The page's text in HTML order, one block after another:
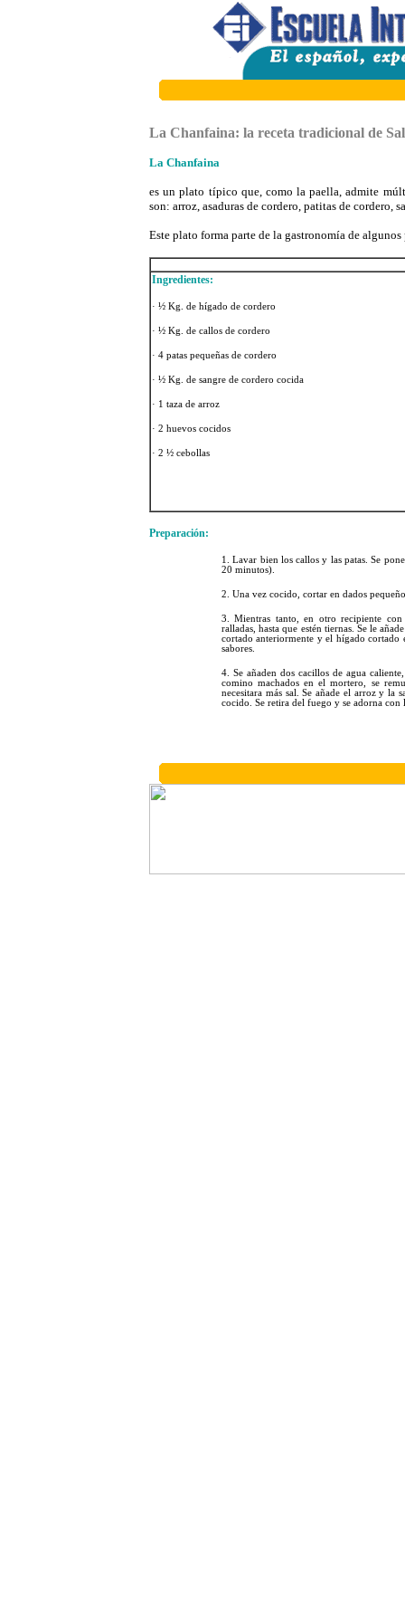
La Chanfaina: la receta tradicional de
La Chanfaina
es un plato típico que, como la paella, admite
son: arroz, asaduras de cordero, patitas de
Este plato forma parte de la gastronomía de
Ingredientes:
· ½ Kg. de hígado de cordero
· ½ Kg. de callos de cordero
· 4 patas pequeñas de cordero
· ½ Kg. de sangre de cordero cocida
· 1 taza de arroz
· 2 huevos cocidos
· 2 ½ cebollas
Preparación:
1. Lavar bien los callos y las patas. Se
20 minutos).
2. Una vez cocido, cortar en dados
3. Mientras tanto, en otro recipiente
ralladas, hasta que estén tiernas. Se le
cortado anteriormente y el hígado cortado
sabores.
4. Se añaden dos cacillos de agua
comino machados en el mortero, se
necesitara más sal. Se añade el arroz y la
cocido. Se retira del fuego y se adorna